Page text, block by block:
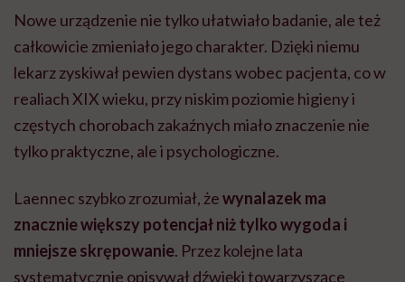
Nowe urządzenie nie tylko ułatwiało badanie, ale też
całkowicie zmieniało jego charakter. Dzięki niemu
lekarz zyskiwał pewien dystans wobec pacjenta, co w
realiach XIX wieku, przy niskim poziomie higieny i
częstych chorobach zakaźnych miało znaczenie nie
tylko praktyczne, ale i psychologiczne.
Laennec szybko zrozumiał, żewynalazek ma
znacznie większy potencjał niż tylko wygoda i
mniejsze skrępowanie. Przez kolejne lata
systematycznie opisywał dźwięki towarzyszące